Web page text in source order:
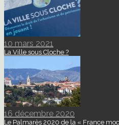
10 mars 2021
La Ville sous Cloche ?
16 décembre 2020
Le Palmarès 2020 de la « France